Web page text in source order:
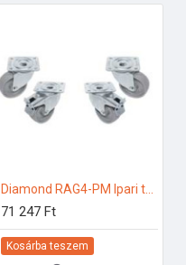
Diamond RAG4-PM Ipari tartozékok
71 247 Ft
Kosárba teszem